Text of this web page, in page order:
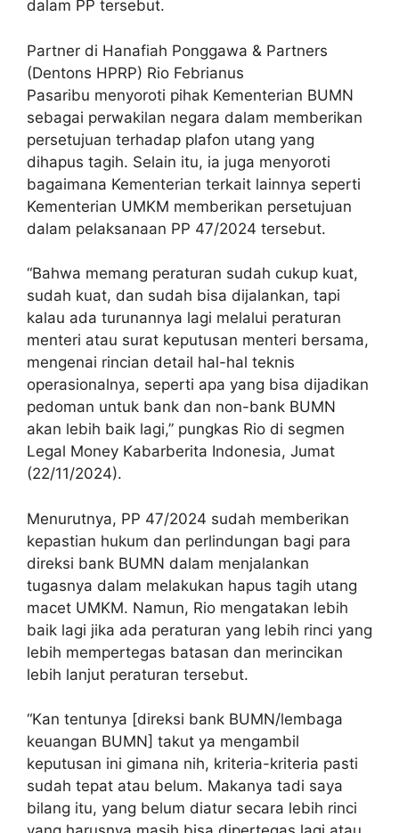
dalam PP tersebut.
Partner di Hanafiah Ponggawa & Partners
(Dentons HPRP) Rio Febrianus
Pasaribu menyoroti pihak Kementerian BUMN
sebagai perwakilan negara dalam memberikan
persetujuan terhadap plafon utang yang
dihapus tagih. Selain itu, ia juga menyoroti
bagaimana Kementerian terkait lainnya seperti
Kementerian UMKM memberikan persetujuan
dalam pelaksanaan PP 47/2024 tersebut.
“Bahwa memang peraturan sudah cukup kuat,
sudah kuat, dan sudah bisa dijalankan, tapi
kalau ada turunannya lagi melalui peraturan
menteri atau surat keputusan menteri bersama,
mengenai rincian detail hal-hal teknis
operasionalnya, seperti apa yang bisa dijadikan
pedoman untuk bank dan non-bank BUMN
akan lebih baik lagi,” pungkas Rio di segmen
Legal Money Kabarberita Indonesia, Jumat
(22/11/2024).
Menurutnya, PP 47/2024 sudah memberikan
kepastian hukum dan perlindungan bagi para
direksi bank BUMN dalam menjalankan
tugasnya dalam melakukan hapus tagih utang
macet UMKM. Namun, Rio mengatakan lebih
baik lagi jika ada peraturan yang lebih rinci yang
lebih mempertegas batasan dan merincikan
lebih lanjut peraturan tersebut.
“Kan tentunya [direksi bank BUMN/lembaga
keuangan BUMN] takut ya mengambil
keputusan ini gimana nih, kriteria-kriteria pasti
sudah tepat atau belum. Makanya tadi saya
bilang itu, yang belum diatur secara lebih rinci